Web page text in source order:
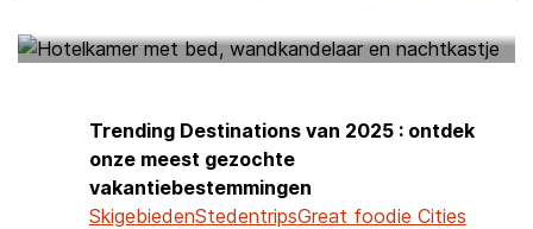
Trending Destinations van 2025 : ontdek
onze meest gezochte
vakantiebestemmingen
SkigebiedenStedentripsGreat foodie Cities